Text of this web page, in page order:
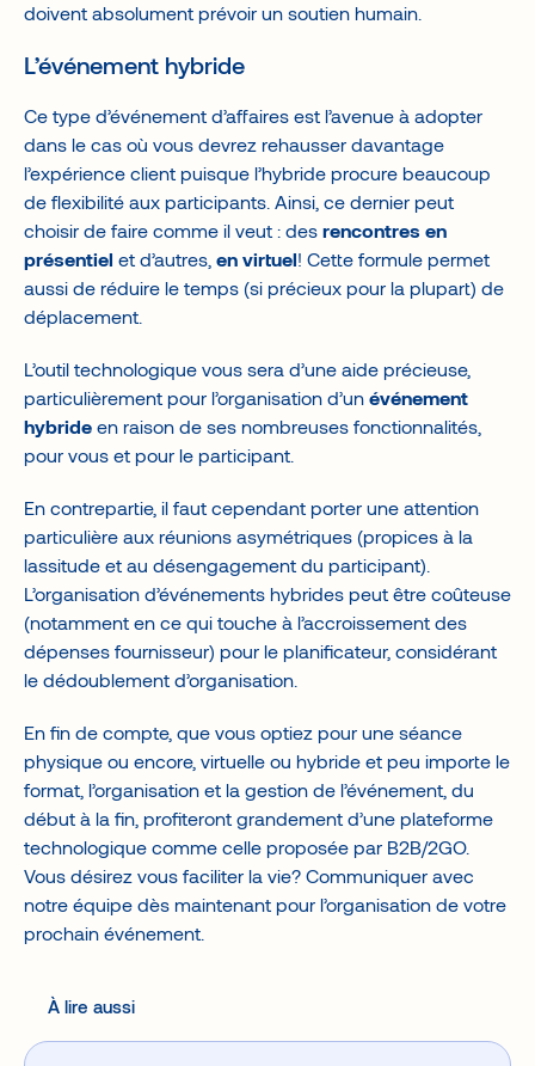
doivent absolument prévoir un soutien humain.
L’événement hybride
Ce type d’événement d’affaires est l’avenue à adopter
dans le cas où vous devrez rehausser davantage
l’expérience client puisque l’hybride procure beaucoup
de flexibilité aux participants. Ainsi, ce dernier peut
choisir de faire comme il veut : des rencontres en
présentiel et d’autres, en virtuel! Cette formule permet
aussi de réduire le temps (si précieux pour la plupart) de
déplacement.
L’outil technologique vous sera d’une aide précieuse,
particulièrement pour l’organisation d’un événement
hybride en raison de ses nombreuses fonctionnalités,
pour vous et pour le participant.
En contrepartie, il faut cependant porter une attention
particulière aux réunions asymétriques (propices à la
lassitude et au désengagement du participant).
L’organisation d’événements hybrides peut être coûteuse
(notamment en ce qui touche à l’accroissement des
dépenses fournisseur) pour le planificateur, considérant
le dédoublement d’organisation.
En fin de compte, que vous optiez pour une séance
physique ou encore, virtuelle ou hybride et peu importe le
format, l’organisation et la gestion de l’événement, du
début à la fin, profiteront grandement d’une plateforme
technologique comme celle proposée par B2B/2GO.
Vous désirez vous faciliter la vie? Communiquer avec
notre équipe dès maintenant pour l’organisation de votre
prochain événement.
À lire aussi